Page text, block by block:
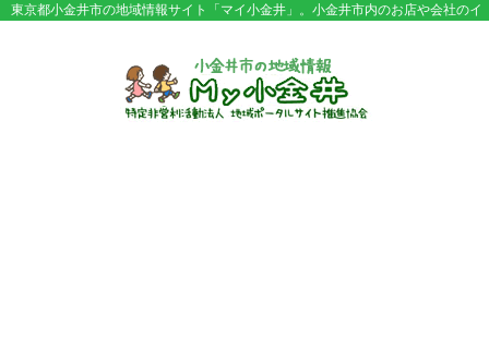
東京都小金井市の地域情報サイト「マイ小金井」。小金井市内のお店や会社のイ